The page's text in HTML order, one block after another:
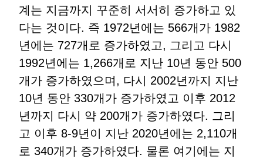
계는 지금까지 꾸준히 서서히 증가하고 있
다는 것이다. 즉 1972년에는 566개가 1982
년에는 727개로 증가하였고, 그리고 다시
1992년에는 1,266개로 지난 10년 동안 500
개가 증가하였으며, 다시 2002년까지 지난
10년 동안 330개가 증가하였고 이후 2012
년까지 다시 약 200개가 증가하였다. 그리
고 이후 8-9년이 지난 2020년에는 2,110개
로 340개가 증가하였다. 물론 여기에는 지